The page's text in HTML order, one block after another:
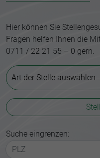
Hier können Sie
Fragen helfen Ihnen die
0711 / 22 21 55 – 0 gern.
Art der Stelle auswählen
Suche eingrenzen: